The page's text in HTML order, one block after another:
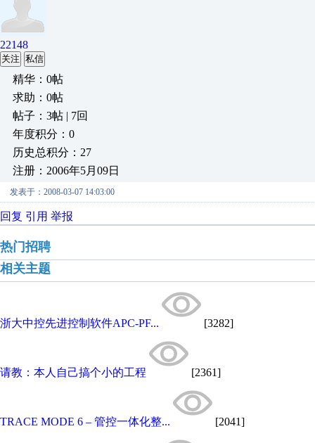
22148
关注 私信
精华：0帖
求助：0帖
帖子：3帖 | 7回
年度积分：0
历史总积分：27
注册：2006年5月09日
发表于：2008-03-07 14:03:00
回复 引用 举报
热门招聘
相关主题
浙大中控先进控制软件APC-PF... [3282]
请教：本人自己搞个小的工程 [2361]
TRACE MODE 6 – 管控一体化整... [2041]